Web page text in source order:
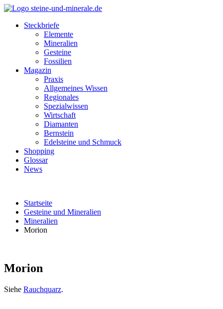
Steckbriefe
Elemente
Mineralien
Gesteine
Fossilien
Magazin
Praxis
Allgemeines Wissen
Regionales
Spezialwissen
Wirtschaft
Diamanten
Bernstein
Edelsteine und Schmuck
Shopping
Glossar
News
Startseite
Gesteine und Mineralien
Mineralien
Morion
Morion
Siehe Rauchquarz.